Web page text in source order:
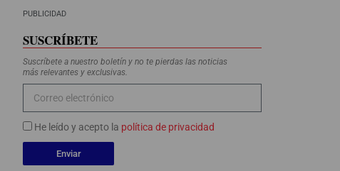
PUBLICIDAD
SUSCRÍBETE
Suscríbete a nuestro boletín y no te pierdas las noticias
más relevantes y exclusivas.
He leído y acepto la política de privacidad
Enviar